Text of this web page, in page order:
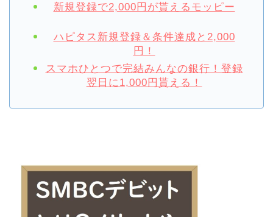
新規登録で2,000円が貰えるモッピー
ハピタス新規登録＆条件達成と2,000
円！
スマホひとつで完結みんなの銀行！登録
翌日に1,000円貰える！